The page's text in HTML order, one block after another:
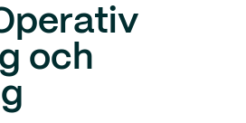
och